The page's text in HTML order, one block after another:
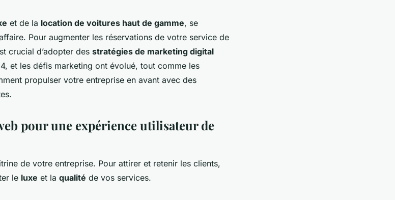
digital
d'un
de luxe?
et de la location de voitures haut de gamme, se
Pour augmenter les réservations de votre service de
crucial d’adopter des stratégies de marketing digital
et les défis marketing ont évolué, tout comme les
propulser votre entreprise en avant avec des
pour une expérience utilisateur de
de votre entreprise. Pour attirer et retenir les clients,
le luxe et la qualité de vos services.